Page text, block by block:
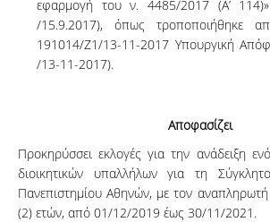
εφαρμογή του ν. 4485/2017 (Α’
/15.9.2017), όπως τροποποιήθηκε
191014/Ζ1/13-11-2017 Υπουργική
/13-11-2017).
Αποφασίζει
Προκηρύσσει εκλογές για την ανάδειξη
διοικητικών υπαλλήλων για τη
Πανεπιστημίου Αθηνών, με τον
(2) ετών, από 01/12/2019 έως 30/11/2021.